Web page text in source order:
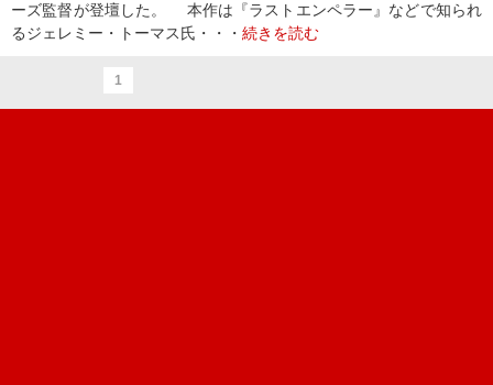
ーズ監督が登壇した。 本作は『ラストエンペラー』などで知られ
るジェレミー・トーマス氏・・・ 続きを読む
1